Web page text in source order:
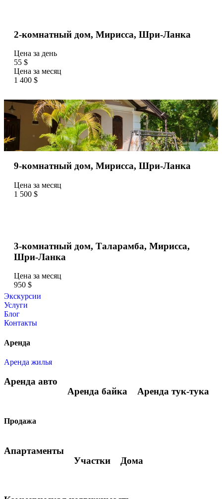
2-комнатный дом, Мирисса, Шри-Ланка
Цена за день
55 $
Цена за месяц
1 400 $
9-комнатный дом, Мирисса, Шри-Ланка
Цена за месяц
1 500 $
3-комнатный дом, Таларамба, Мирисса,
Шри-Ланка
Цена за месяц
950 $
Экскурсии
Услуги
Блог
Контакты
Аренда
Аренда жилья
Аренда авто
Аренда байка
Аренда тук-тука
Продажа
Апартаменты
Участки
Дома